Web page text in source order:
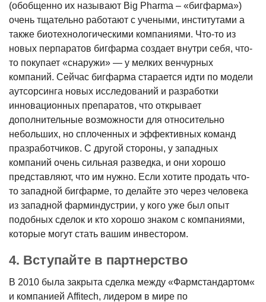
(обобщенно их называют Big Pharma – «бигфарма»)
очень тщательно работают с учеными, институтами а
также биотехнологическими компаниями. Что-то из
новых перпаратов бигфарма создает внутри себя, что-
то покупает «снаружи» — у мелких венчурных
компаний. Сейчас бигфарма старается идти по модели
аутсорсинга новых исследований и разработки
инновационных препаратов, что открывает
дополнительные возможности для относительно
небольших, но сплоченных и эффективных команд
празработчиков. С другой стороны, у западных
компаний очень сильная разведка, и они хорошо
представляют, что им нужно. Если хотите продать что-
то западной бигфарме, то делайте это через человека
из западной фарминдустрии, у кого уже был опыт
подобных сделок и кто хорошо знаком с компаниями,
которые могут стать вашим инвестором.
4. Вступайте в партнерство
В 2010 была закрыта сделка между «Фармстандартом«
и компанией Affitech, лидером в мире по